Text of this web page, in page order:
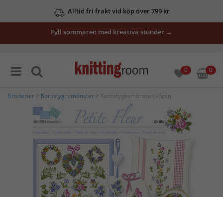
Alltid fri frakt vid köp över 799 kr
Fyll sommaren med kreativa stunder →
0 0
Broderier Korsstygnsmönster > Korsstygnsmönster Våren